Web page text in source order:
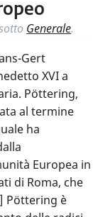
Generale.
Gert
XVI a
Pöttering,
al termine
ha
Europea in
di Roma, che
Pöttering è